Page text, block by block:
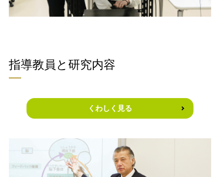
指導教員と研究内容
くわしく見る